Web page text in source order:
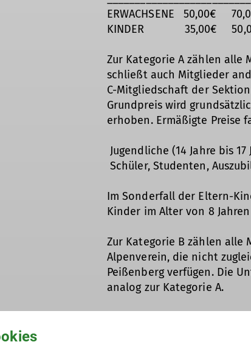
ERWACHSENE 50,00€
KINDER 35,00€
Zur Kategorie A zählen alle
schließt auch Mitglieder
C-Mitgliedschaft der
Grundpreis wird
erhoben. Ermäßigte Preise
Jugendliche (14 Jahre bis 17
Schüler, Studenten,
Im Sonderfall der Eltern-
Kinder im Alter von 8 Jahren
Zur Kategorie B zählen alle
Alpenverein, die nicht
Peißenberg verfügen. Die
analog zur Kategorie A.